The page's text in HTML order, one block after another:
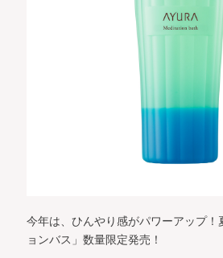
今年は、ひんやり感がパワーアップ！
ョンバス」数量限定発売！